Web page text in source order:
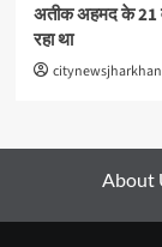
अतीक अहमद के 21
रहा था
About